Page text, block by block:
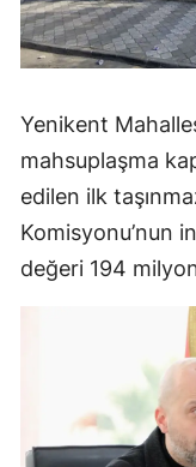
Yenikent
mahsuplaşma
edilen ilk
Komisyonu’nun
değeri 194